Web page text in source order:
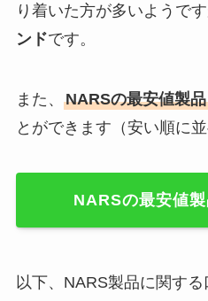
り着いた方が多いようで
ンドです。
また、 NARSの最安値製品
とができます（安い順に
NARSの最安値製
以下、NARS製品に関す